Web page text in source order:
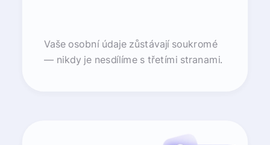
Vaše osobní údaje zůstávají soukromé
— nikdy je nesdílíme s třetími stranami.